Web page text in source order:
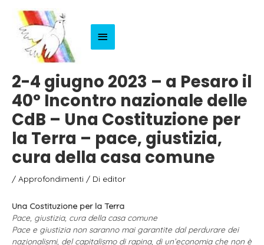
Menu
2-4 giugno 2023 – a Pesaro il
40° Incontro nazionale delle
CdB – Una Costituzione per
la Terra – pace, giustizia,
cura della casa comune
/ Approfondimenti / Di editor
Una Costituzione per la Terra
Pace, giustizia, cura della casa comune
Pace e giustizia non saranno mai garantite dal perdurare dei
nazionalismi, del capitalismo di rapina, di un’economia che non è